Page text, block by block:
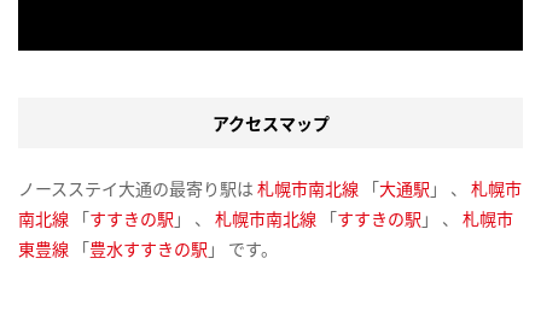
アクセスマップ
ノースステイ大通の最寄り駅は 札幌市南北線 「大通駅 」 、 札幌市
南北線 「すすきの駅 」 、 札幌市南北線 「すすきの駅 」 、 札幌市
東豊線 「豊水すすきの駅 」 です。